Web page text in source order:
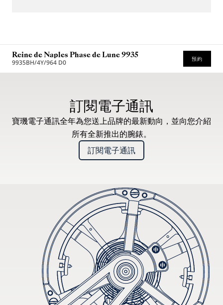
Reine de Naples Phase de Lune 9935
9935BH/4Y/964 D0 預約
訂閱電子通訊
寶璣電子通訊全年為您送上品牌的最新動向，並向您介紹
所有全新推出的腕錶。
訂閱電子通訊